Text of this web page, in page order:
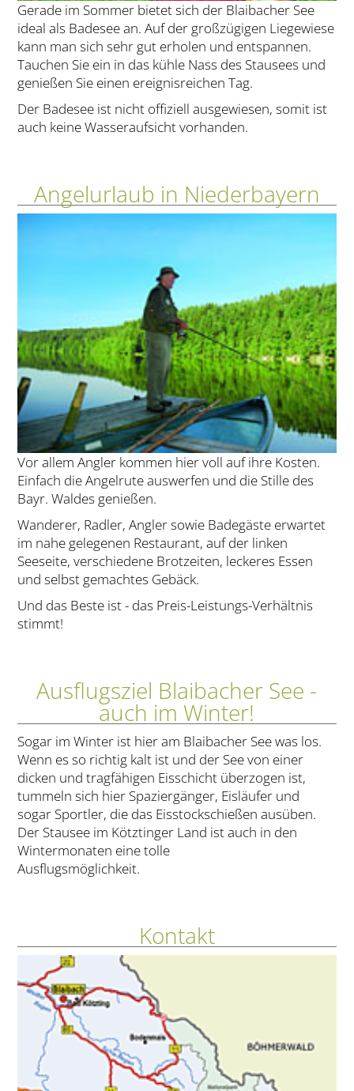
Gerade im Sommer bietet sich der Blaibacher See
ideal als Badesee an. Auf der großzügigen Liegewiese
kann man sich sehr gut erholen und entspannen.
Tauchen Sie ein in das kühle Nass des Stausees und
genießen Sie einen ereignisreichen Tag.
Der Badesee ist nicht offiziell ausgewiesen, somit ist
auch keine Wasseraufsicht vorhanden.
Angelurlaub in Niederbayern
Vor allem Angler kommen hier voll auf ihre Kosten.
Einfach die Angelrute auswerfen und die Stille des
Bayr. Waldes genießen.
Wanderer, Radler, Angler sowie Badegäste erwartet
im nahe gelegenen Restaurant, auf der linken
Seeseite, verschiedene Brotzeiten, leckeres Essen
und selbst gemachtes Gebäck.
Und das Beste ist - das Preis-Leistungs-Verhältnis
stimmt!
Ausflugsziel Blaibacher See -
auch im Winter!
Sogar im Winter ist hier am Blaibacher See was los.
Wenn es so richtig kalt ist und der See von einer
dicken und tragfähigen Eisschicht überzogen ist,
tummeln sich hier Spaziergänger, Eisläufer und
sogar Sportler, die das Eisstockschießen ausüben.
Der Stausee im Kötztinger Land ist auch in den
Wintermonaten eine tolle
Ausflugsmöglichkeit.
Kontakt